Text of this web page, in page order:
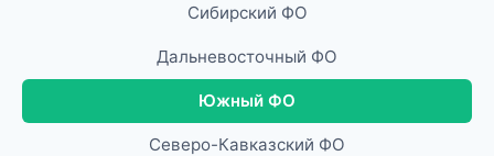
Сибирский ФО
Дальневосточный ФО
Южный ФО
Северо-Кавказский ФО